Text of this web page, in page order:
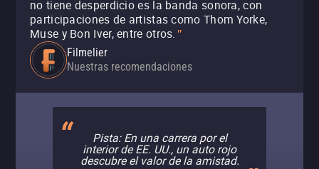
no tiene desperdicio es la banda sonora, con
participaciones de artistas como Thom Yorke,
Muse y Bon Iver, entre otros. "
Filmelier
Nuestras recomendaciones
Pista: En una carrera por el
interior de EE. UU., un auto rojo
descubre el valor de la amistad.